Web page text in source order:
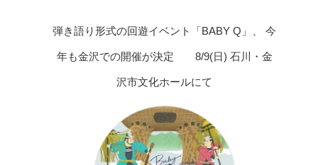
弾き語り形式の回遊イベント「BABY Q」、 今
年も金沢での開催が決定 8/9(日) 石川・金
沢市文化ホールにて